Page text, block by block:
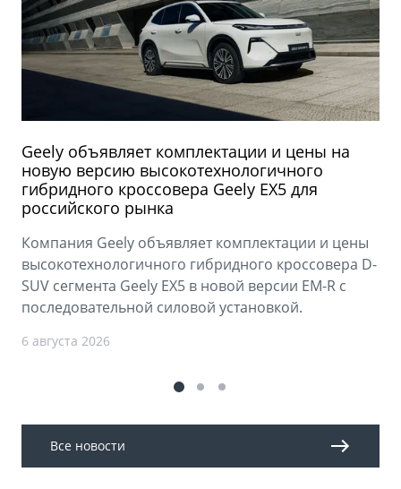
Geely объявляет комплектации и цены на
новую версию высокотехнологичного
гибридного кроссовера Geely EX5 для
российского рынка
Компания Geely объявляет комплектации и цены
высокотехнологичного гибридного кроссовера D-
SUV сегмента Geely EX5 в новой версии EM-R с
последовательной силовой установкой.
6 августа 2026
Все новости